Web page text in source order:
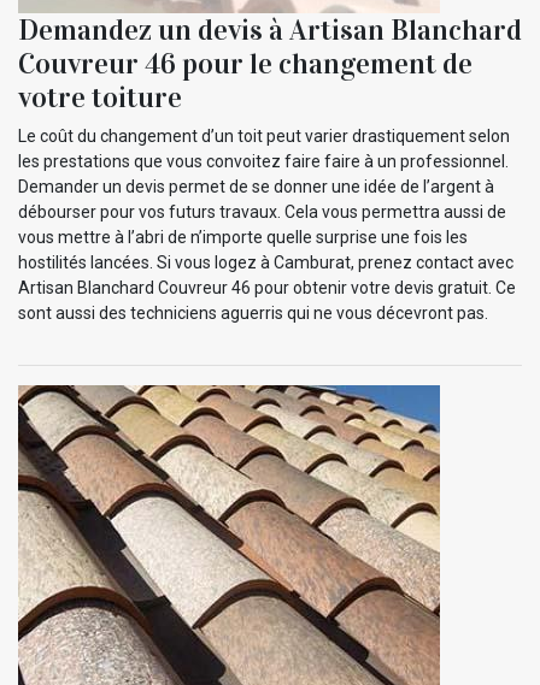
Demandez un devis à Artisan Blanchard
Couvreur 46 pour le changement de
votre toiture
Le coût du changement d’un toit peut varier drastiquement selon
les prestations que vous convoitez faire faire à un professionnel.
Demander un devis permet de se donner une idée de l’argent à
débourser pour vos futurs travaux. Cela vous permettra aussi de
vous mettre à l’abri de n’importe quelle surprise une fois les
hostilités lancées. Si vous logez à Camburat, prenez contact avec
Artisan Blanchard Couvreur 46 pour obtenir votre devis gratuit. Ce
sont aussi des techniciens aguerris qui ne vous décevront pas.